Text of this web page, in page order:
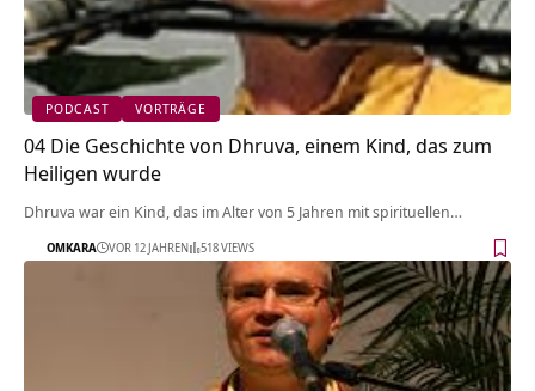
PODCAST VORTRÄGE
04 Die Geschichte von Dhruva, einem Kind, das zum
Heiligen wurde
Dhruva war ein Kind, das im Alter von 5 Jahren mit spirituellen…
OMKARA VOR 12 JAHREN 518 VIEWS